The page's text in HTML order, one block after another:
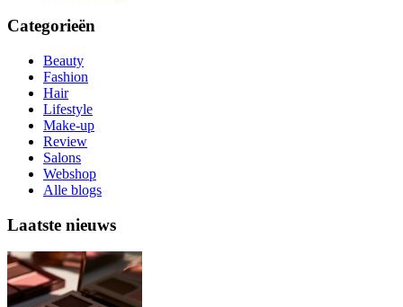
Categorieën
Beauty
Fashion
Hair
Lifestyle
Make-up
Review
Salons
Webshop
Alle blogs
Laatste nieuws